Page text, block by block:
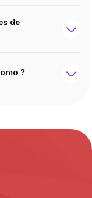
de
?